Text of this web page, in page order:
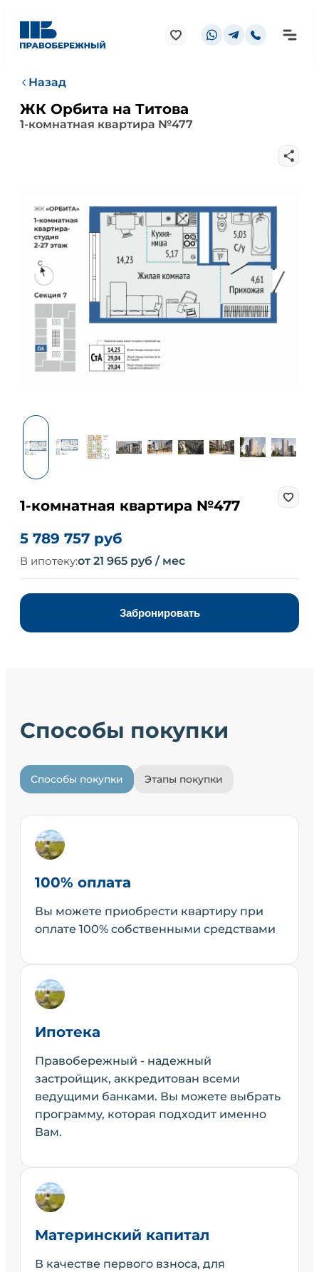
Назад
ЖК Орбита на Титова
1-комнатная квартира №477
1-комнатная квартира №477
5 789 757 руб
В ипотеку:от 21 965 руб / мес
Забронировать
Способы покупки
Способы покупки Этапы покупки
100% оплата
Вы можете приобрести квартиру при
оплате 100% собственными средствами
Ипотека
Правобережный - надежный
застройщик, аккредитован всеми
ведущими банками. Вы можете выбрать
программу, которая подходит именно
Вам.
Материнский капитал
В качестве первого взноса, для